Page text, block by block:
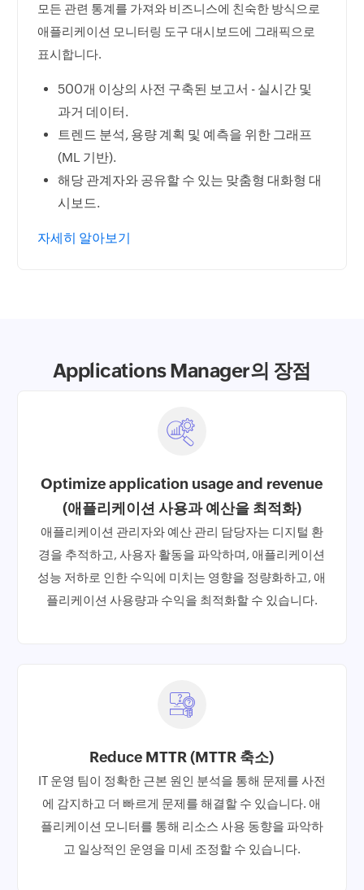
모든 관련 통계를 가져와 비즈니스에 친숙한 방식으로
애플리케이션 모니터링 도구 대시보드에 그래픽으로
표시합니다.
500개 이상의 사전 구축된 보고서 - 실시간 및
과거 데이터.
트렌드 분석, 용량 계획 및 예측을 위한 그래프
(ML 기반).
해당 관계자와 공유할 수 있는 맞춤형 대화형 대
시보드.
자세히 알아보기
Applications Manager의 장점
Optimize application usage and revenue
(애플리케이션 사용과 예산을 최적화)
애플리케이션 관리자와 예산 관리 담당자는 디지털 환
경을 추적하고, 사용자 활동을 파악하며, 애플리케이션
성능 저하로 인한 수익에 미치는 영향을 정량화하고, 애
플리케이션 사용량과 수익을 최적화할 수 있습니다.
Reduce MTTR (MTTR 축소)
IT 운영 팀이 정확한 근본 원인 분석을 통해 문제를 사전
에 감지하고 더 빠르게 문제를 해결할 수 있습니다. 애
플리케이션 모니터를 통해 리소스 사용 동향을 파악하
고 일상적인 운영을 미세 조정할 수 있습니다.